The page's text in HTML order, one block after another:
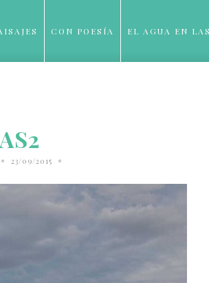
CON POESÍA EL AGUA EN
• 23/09/2015 •